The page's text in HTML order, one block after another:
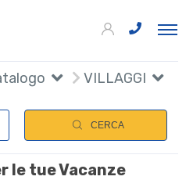
VILLAGGI
CERCA
le tue Vacanze